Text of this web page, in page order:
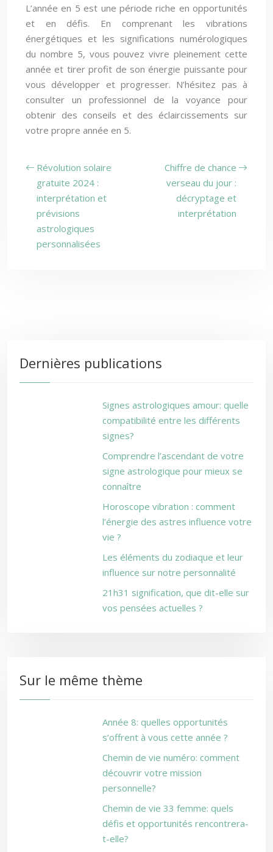
L’année en 5 est une période riche en opportunités
et en défis. En comprenant les vibrations
énergétiques et les significations numérologiques
du nombre 5, vous pouvez vivre pleinement cette
année et tirer profit de son énergie puissante pour
vous développer et progresser. N’hésitez pas à
consulter un professionnel de la voyance pour
obtenir des conseils et des éclaircissements sur
votre propre année en 5.
Révolution solaire
gratuite 2024 :
interprétation et
prévisions
astrologiques
personnalisées
Chiffre de chance
verseau du jour :
décryptage et
interprétation
Dernières publications
Signes astrologiques amour: quelle
compatibilité entre les différents
signes?
Comprendre l’ascendant de votre
signe astrologique pour mieux se
connaître
Horoscope vibration : comment
l’énergie des astres influence votre
vie ?
Les éléments du zodiaque et leur
influence sur notre personnalité
21h31 signification, que dit-elle sur
vos pensées actuelles ?
Sur le même thème
Année 8: quelles opportunités
s’offrent à vous cette année ?
Chemin de vie numéro: comment
découvrir votre mission
personnelle?
Chemin de vie 33 femme: quels
défis et opportunités rencontrera-
t-elle?